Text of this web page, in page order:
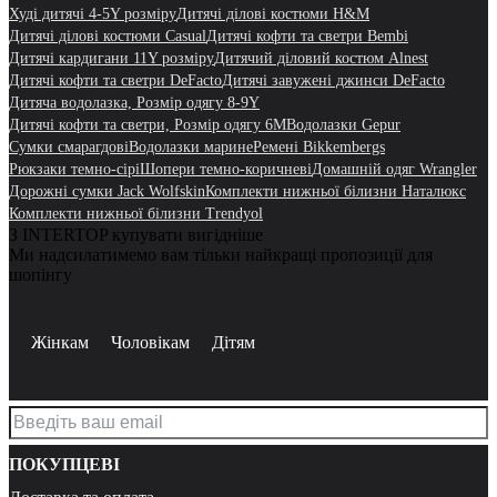
Худі дитячі 4-5Y розміруДитячі ділові костюми H&M
Дитячі ділові костюми Casual Дитячі кофти та светри Bembi
Дитячі кардигани 11Y розміруДитячий діловий костюм Alnest
Дитячі кофти та светри DeFactoДитячі завужені джинси DeFacto
Дитяча водолазка, Розмір одягу 8-9Y
Дитячі кофти та светри, Розмір одягу 6MВодолазки Gepur
Сумки смарагдовіВодолазки маринеРемені Bikkembergs
Рюкзаки темно-сіріШопери темно-коричневіДомашній одяг Wrangler
Дорожні сумки Jack WolfskinКомплекти нижньої білизни Наталюкс
Комплекти нижньої білизни Trendyol
З INTERTOP купувати вигідніше
Ми надсилатимемо вам тільки найкращі пропозиції для
шопінгу
Жінкам Чоловікам Дітям
ПОКУПЦЕВІ